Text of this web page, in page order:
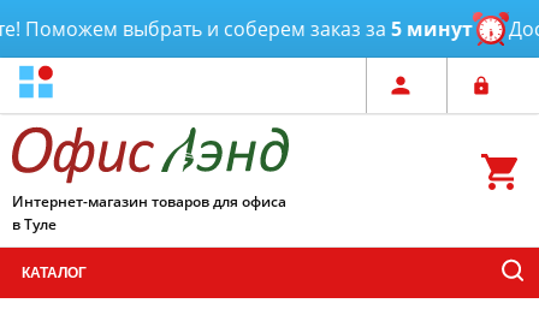
выбрать и соберем заказ за5 минут
Интернет-магазин товаров для офиса
в Туле
КАТАЛОГ